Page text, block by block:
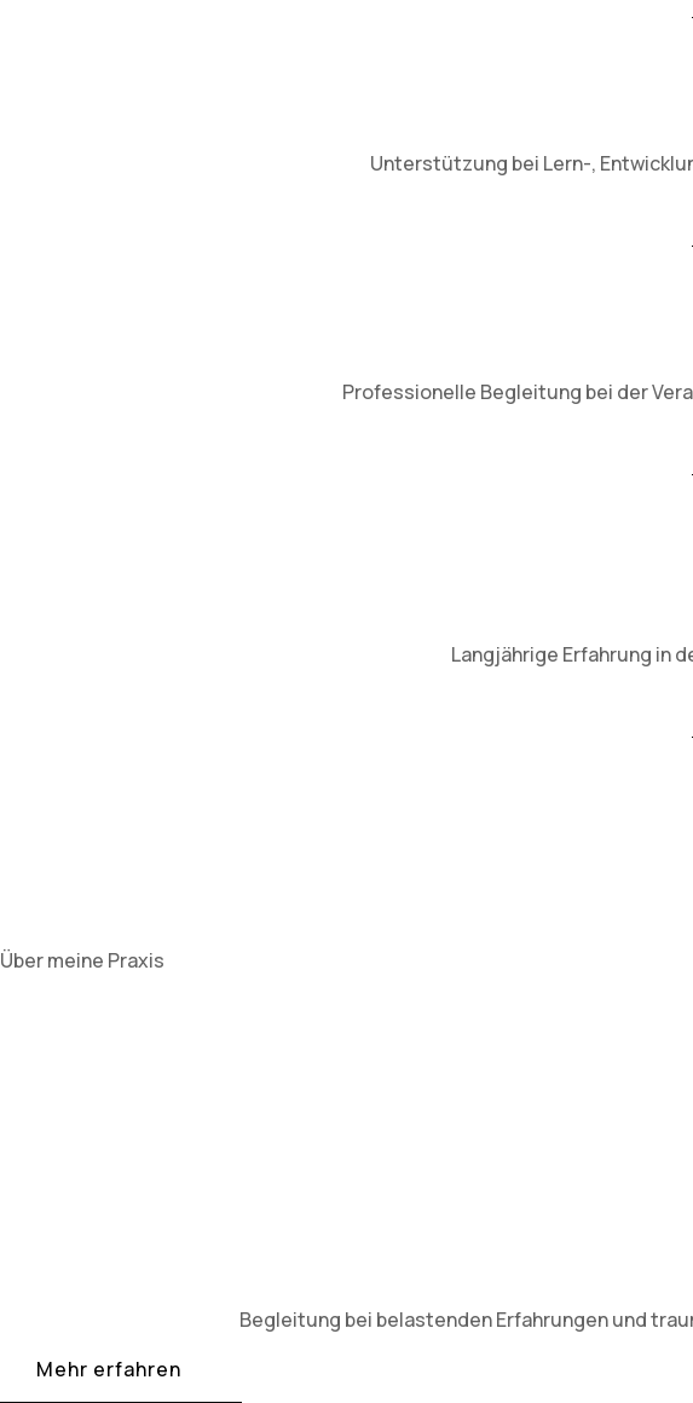
Unterstützung bei Lern-,
Professionelle Begleitung bei der
Langjährige Erfahrung in
Über meine Praxis
Begleitung bei belastenden Erfahrungen und
Mehr erfahren